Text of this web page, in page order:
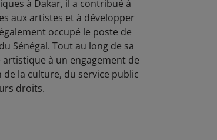
à Dakar, il a contribué à
aux artistes et à développer
occupé le poste de
Sénégal. Tout au long de sa
à un engagement de
la culture, du service public
droits.